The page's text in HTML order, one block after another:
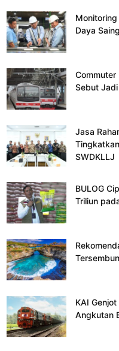
Monitoring
Daya
Commuter
Sebut
Jasa
SWDKLLJ
BULOG
Triliun
KAI
Angkutan